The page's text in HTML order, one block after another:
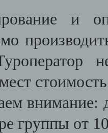
и
внимание:
группы от